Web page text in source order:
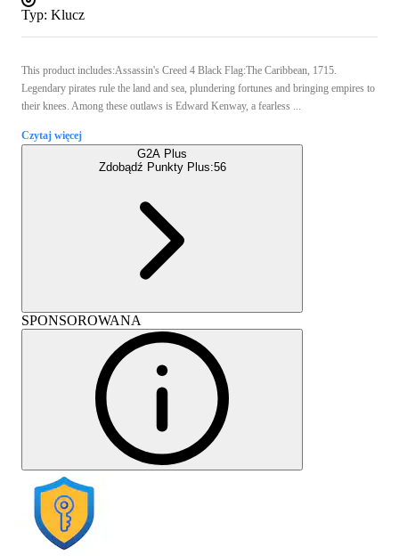
Typ: Klucz
This product includes:Assassin's Creed 4 Black Flag:The Caribbean, 1715.
Legendary pirates rule the land and sea, plundering fortunes and bringing empires to
their knees. Among these outlaws is Edward Kenway, a fearless ...
Czytaj więcej
G2A Plus
Zdobądź Punkty Plus:56
SPONSOROWANA